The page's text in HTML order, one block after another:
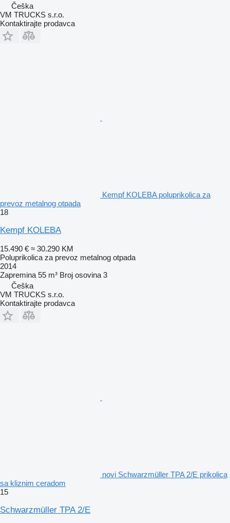
Češka
VM TRUCKS s.r.o.
Kontaktirajte prodavca
Kempf KOLEBA poluprikolica za
prevoz metalnog otpada
18
Kempf KOLEBA
15.490 € ≈ 30.290 KM
Poluprikolica za prevoz metalnog otpada
2014
Zapremina 55 m³ Broj osovina 3
Češka
VM TRUCKS s.r.o.
Kontaktirajte prodavca
novi Schwarzmüller TPA 2/E prikolica
sa kliznim ceradom
15
Schwarzmüller TPA 2/E